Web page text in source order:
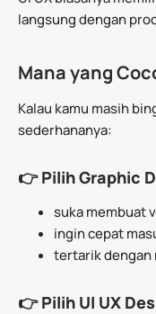
langsung dengan
Mana yang
Kalau kamu masih
sederhananya:
👉 Pilih Graphic
suka membuat
ingin cepat
tertarik dengan
👉 Pilih UI UX